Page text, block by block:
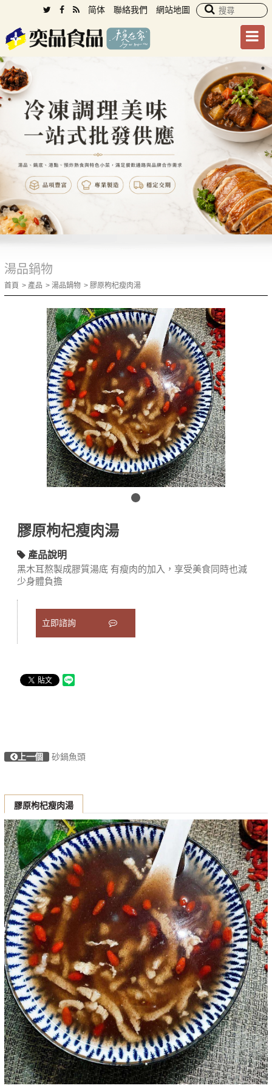
简体 聯絡我們 網站地圖
湯品鍋物
首頁 產品 湯品鍋物 膠原枸杞瘦肉湯
膠原枸杞瘦肉湯
產品說明
黑木耳熬製成膠質湯底 有瘦肉的加入，享受美食同時也減
少身體負擔
立即諮詢
上一個 砂鍋魚頭
膠原枸杞瘦肉湯